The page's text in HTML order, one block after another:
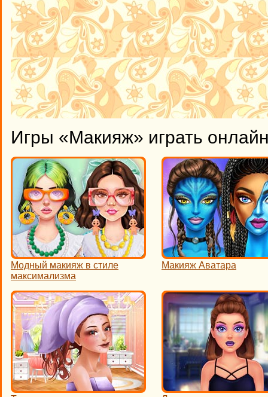
Игры «Макияж» играть
Модный макияж в стиле
максимализма
Макияж Аватара